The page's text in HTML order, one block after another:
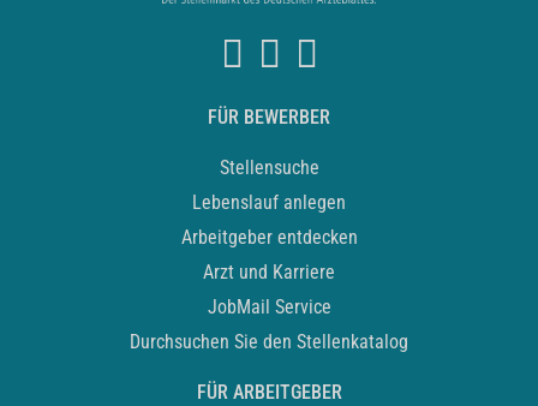
FÜR BEWERBER
Stellensuche
Lebenslauf anlegen
Arbeitgeber entdecken
Arzt und Karriere
JobMail Service
Durchsuchen Sie den Stellenkatalog
FÜR ARBEITGEBER